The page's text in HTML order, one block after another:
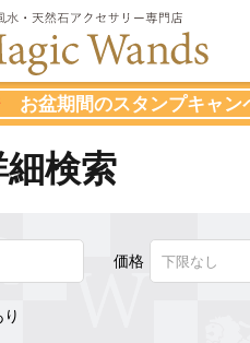
お盆期間のスタンプキャン
検索
価格